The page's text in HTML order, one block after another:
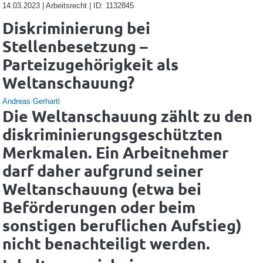
14.03.2023 | Arbeitsrecht | ID: 1132845
Diskriminierung bei
Stellenbesetzung –
Parteizugehörigkeit als
Weltanschauung?
Andreas Gerhartl
Die Weltanschauung zählt zu den
diskriminierungsgeschützten
Merkmalen. Ein Arbeitnehmer
darf daher aufgrund seiner
Weltanschauung (etwa bei
Beförderungen oder beim
sonstigen beruflichen Aufstieg)
nicht benachteiligt werden.